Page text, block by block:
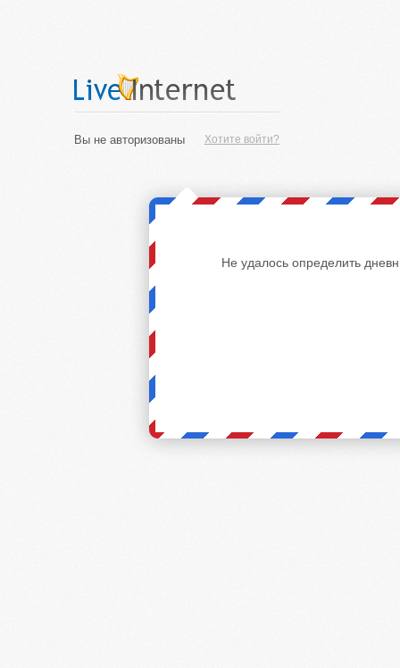
Хотите войти?
Вы не авторизованы
Не удалось определить